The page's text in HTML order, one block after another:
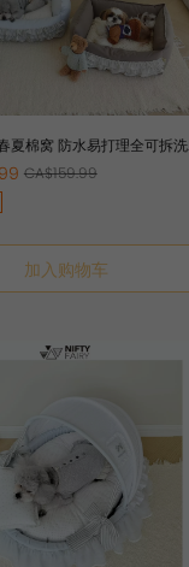
夏棉窝 防水易打理全可拆洗
透气CA$159.99
加入购物车